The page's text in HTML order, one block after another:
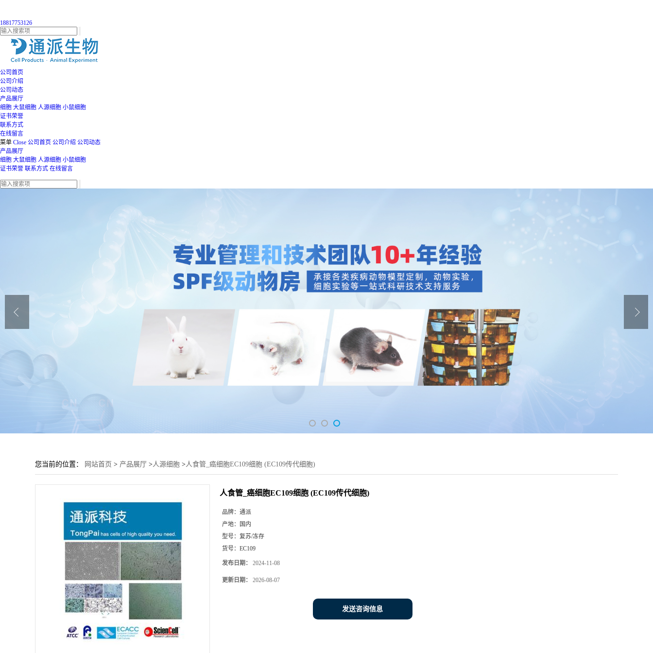
18817753126
公司首页
公司介绍
公司动态
产品展厅
细胞 大鼠细胞 人源细胞 小鼠细胞
证书荣誉
联系方式
在线留言
菜单 Close 公司首页 公司介绍 公司动态
产品展厅
细胞 大鼠细胞 人源细胞 小鼠细胞
证书荣誉 联系方式 在线留言
您当前的位置： 网站首页 > 产品展厅 >人源细胞 >人食管_癌细胞EC109细胞 (EC109传代细胞)
人食管_癌细胞EC109细胞 (EC109传代细胞)
品牌： 通派
产地：
国内
型号： 复苏/冻存
货号： EC109
发布日期： 2024-11-08
更新日期： 2026-08-07
发送咨询信息